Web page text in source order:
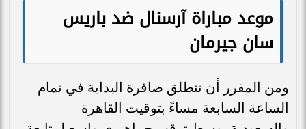
موعد مباراة آرسنال ضد باريس
سان جيرمان
ومن المقرر أن تنطلق صافرة البداية في تمام
الساعة السابعة مساءً بتوقيت القاهرة